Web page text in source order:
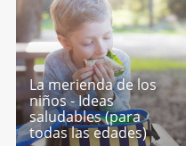
La merienda de los
niños - Ideas
saludables (para
todas las edades)